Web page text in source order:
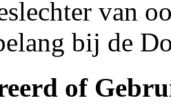
van
bij de
of